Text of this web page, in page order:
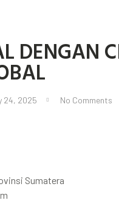
DENGAN
24, 2025 No Comments
Sumatera